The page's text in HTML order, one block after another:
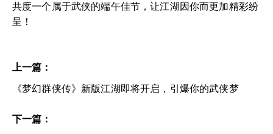
共度一个属于武侠的端午佳节，让江湖因你而更加精彩纷
呈！
上一篇：
《梦幻群侠传》新版江湖即将开启，引爆你的武侠梦
下一篇：